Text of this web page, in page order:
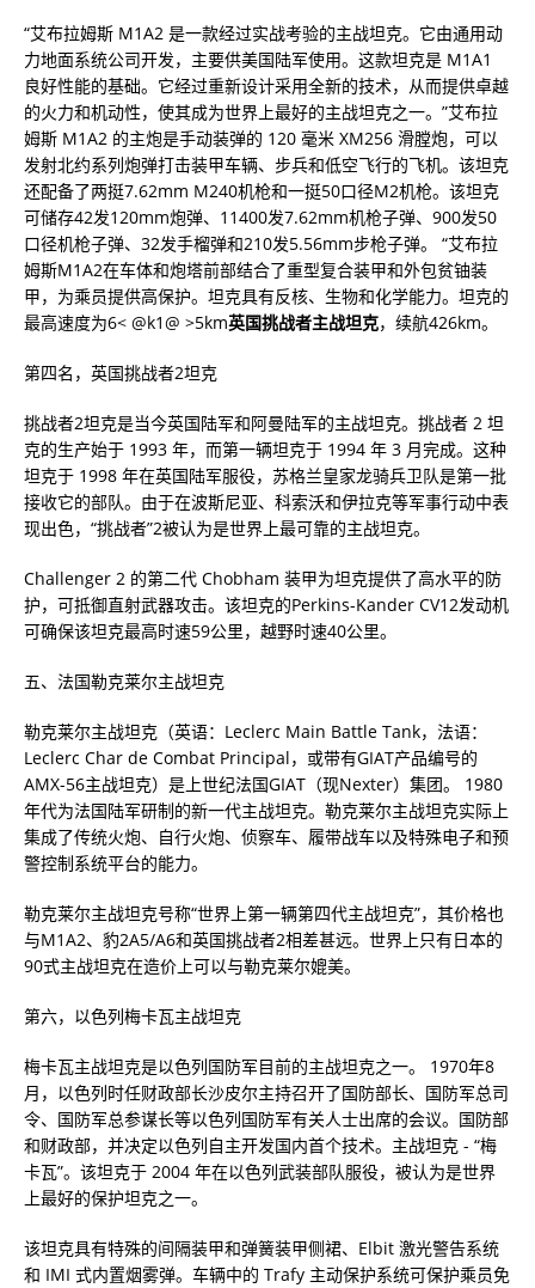
“艾布拉姆斯 M1A2 是一款经过实战考验的主战坦克。它由通用动
力地面系统公司开发，主要供美国陆军使用。这款坦克是 M1A1
良好性能的基础。它经过重新设计采用全新的技术，从而提供卓越
的火力和机动性，使其成为世界上最好的主战坦克之一。”艾布拉
姆斯 M1A2 的主炮是手动装弹的 120 毫米 XM256 滑膛炮，可以
发射北约系列炮弹打击装甲车辆、步兵和低空飞行的飞机。该坦克
还配备了两挺7.62mm M240机枪和一挺50口径M2机枪。该坦克
可储存42发120mm炮弹、11400发7.62mm机枪子弹、900发50
口径机枪子弹、32发手榴弹和210发5.56mm步枪子弹。 “艾布拉
姆斯M1A2在车体和炮塔前部结合了重型复合装甲和外包贫铀装
甲，为乘员提供高保护。坦克具有反核、生物和化学能力。坦克的
最高速度为6< @k1@ >5km英国挑战者主战坦克，续航426km。
第四名，英国挑战者2坦克
挑战者2坦克是当今英国陆军和阿曼陆军的主战坦克。挑战者 2 坦
克的生产始于 1993 年，而第一辆坦克于 1994 年 3 月完成。这种
坦克于 1998 年在英国陆军服役，苏格兰皇家龙骑兵卫队是第一批
接收它的部队。由于在波斯尼亚、科索沃和伊拉克等军事行动中表
现出色，“挑战者”2被认为是世界上最可靠的主战坦克。
Challenger 2 的第二代 Chobham 装甲为坦克提供了高水平的防
护，可抵御直射武器攻击。该坦克的Perkins-Kander CV12发动机
可确保该坦克最高时速59公里，越野时速40公里。
五、法国勒克莱尔主战坦克
勒克莱尔主战坦克（英语：Leclerc Main Battle Tank，法语：
Leclerc Char de Combat Principal，或带有GIAT产品编号的
AMX-56主战坦克）是上世纪法国GIAT（现Nexter）集团。 1980
年代为法国陆军研制的新一代主战坦克。勒克莱尔主战坦克实际上
集成了传统火炮、自行火炮、侦察车、履带战车以及特殊电子和预
警控制系统平台的能力。
勒克莱尔主战坦克号称“世界上第一辆第四代主战坦克”，其价格也
与M1A2、豹2A5/A6和英国挑战者2相差甚远。世界上只有日本的
90式主战坦克在造价上可以与勒克莱尔媲美。
第六，以色列梅卡瓦主战坦克
梅卡瓦主战坦克是以色列国防军目前的主战坦克之一。 1970年8
月，以色列时任财政部长沙皮尔主持召开了国防部长、国防军总司
令、国防军总参谋长等以色列国防军有关人士出席的会议。国防部
和财政部，并决定以色列自主开发国内首个技术。主战坦克 - “梅
卡瓦”。该坦克于 2004 年在以色列武装部队服役，被认为是世界
上最好的保护坦克之一。
该坦克具有特殊的间隔装甲和弹簧装甲侧裙、Elbit 激光警告系统
和 IMI 式内置烟雾弹。车辆中的 Trafy 主动保护系统可保护乘员免